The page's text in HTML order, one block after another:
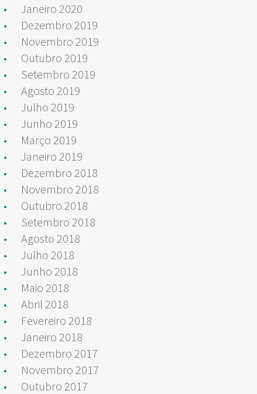
Janeiro 2020
Dezembro 2019
Novembro 2019
Outubro 2019
Setembro 2019
Agosto 2019
Julho 2019
Junho 2019
Março 2019
Janeiro 2019
Dezembro 2018
Novembro 2018
Outubro 2018
Setembro 2018
Agosto 2018
Julho 2018
Junho 2018
Maio 2018
Abril 2018
Fevereiro 2018
Janeiro 2018
Dezembro 2017
Novembro 2017
Outubro 2017